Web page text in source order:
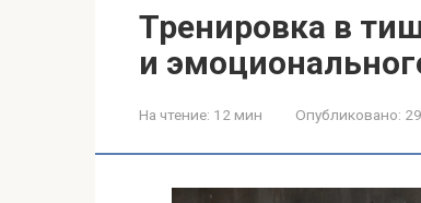
Тренировка в
и
На чтение: 12 мин Опубликовано: